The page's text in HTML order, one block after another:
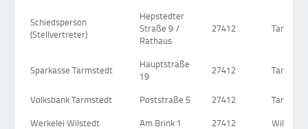
Schiedsperson
(Stellvertreter)
Hepstedter
Straße 9 /
Rathaus
27412
Sparkasse Tarmstedt
Hauptstraße
19
27412
Volksbank Tarmstedt Poststraße 5 27412
Werkelei Wilstedt
Am Brink 1 27412 Wilstedt